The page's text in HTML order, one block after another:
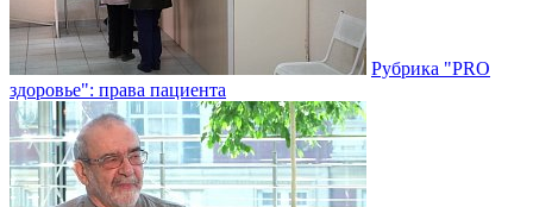
Рубрика "PRO
здоровье": права пациента